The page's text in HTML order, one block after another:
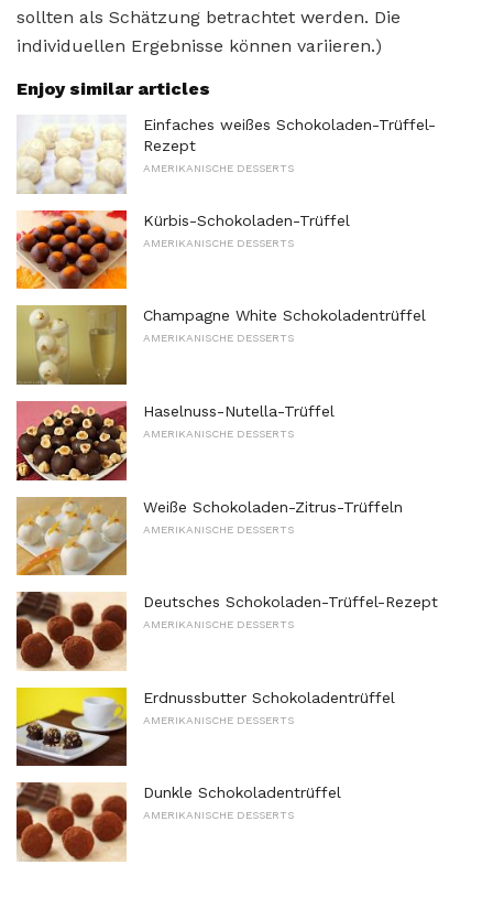
sollten als Schätzung betrachtet werden. Die
individuellen Ergebnisse können variieren.)
Enjoy similar articles
Einfaches weißes Schokoladen-Trüffel-
Rezept
AMERIKANISCHE DESSERTS
Kürbis-Schokoladen-Trüffel
AMERIKANISCHE DESSERTS
Champagne White Schokoladentrüffel
AMERIKANISCHE DESSERTS
Haselnuss-Nutella-Trüffel
AMERIKANISCHE DESSERTS
Weiße Schokoladen-Zitrus-Trüffeln
AMERIKANISCHE DESSERTS
Deutsches Schokoladen-Trüffel-Rezept
AMERIKANISCHE DESSERTS
Erdnussbutter Schokoladentrüffel
AMERIKANISCHE DESSERTS
Dunkle Schokoladentrüffel
AMERIKANISCHE DESSERTS